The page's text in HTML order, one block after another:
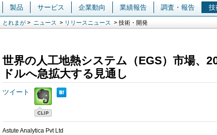
製品 サービス 企業動向 業績報告 調査・報告 技
とれまが > ニュース > リリースニュース > 技術・開発
世界の人工地熱システム（EGS）市場、
ドルへ急拡大する見通し
ツイート
Astute Analytica Pvt Ltd